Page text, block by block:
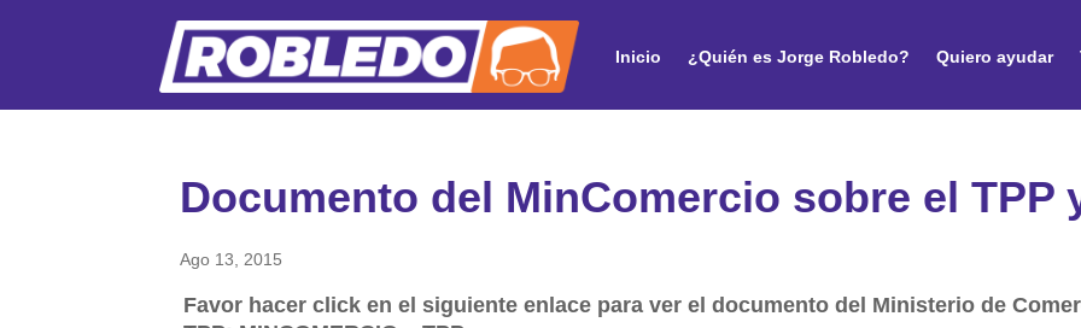
Inicio ¿Quién es Jorge Robledo? Quiero ayudar
Documento del MinComercio sobre el TPP
Ago 13, 2015
Favor hacer click en el siguiente enlace para ver el documento del Ministerio de